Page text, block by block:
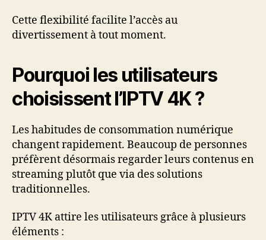
Cette flexibilité facilite l’accès au
divertissement à tout moment.
Pourquoi les utilisateurs
choisissent l’IPTV 4K ?
Les habitudes de consommation numérique
changent rapidement. Beaucoup de personnes
préfèrent désormais regarder leurs contenus en
streaming plutôt que via des solutions
traditionnelles.
IPTV 4K attire les utilisateurs grâce à plusieurs
éléments :